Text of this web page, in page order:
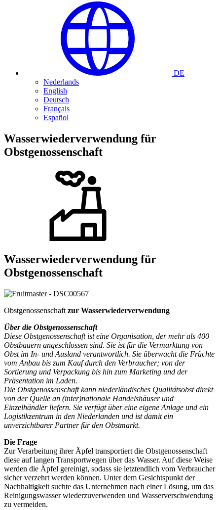
DE
Nederlands
English
Deutsch
Français
Español
Wasserwiederverwendung für
Obstgenossenschaft
Wasserwiederverwendung für
Obstgenossenschaft
Obstgenossenschaft zur Wasserwiederverwendung
Über die Obstgenossenschaft
Diese Obstgenossenschaft ist eine Organisation, der mehr als 400
Obstbauern angeschlossen sind. Sie ist für die Vermarktung von
Obst im In- und Ausland verantwortlich. Sie überwacht die Früchte
vom Anbau bis zum Kauf durch den Verbraucher; von der
Sortierung und Verpackung bis hin zum Marketing und der
Präsentation im Laden.
Die Obstgenossenschaft kann niederländisches Qualitätsobst direkt
von der Quelle an (inter)nationale Handelshäuser und
Einzelhändler liefern. Sie verfügt über eine eigene Anlage und ein
Logistikzentrum in den Niederlanden und ist damit ein
unverzichtbarer Partner für den Obstmarkt.
Die Frage
Zur Verarbeitung ihrer Äpfel transportiert die Obstgenossenschaft
diese auf langen Transportwegen über das Wasser. Auf diese Weise
werden die Äpfel gereinigt, sodass sie letztendlich vom Verbraucher
sicher verzehrt werden können. Unter dem Gesichtspunkt der
Nachhaltigkeit suchte das Unternehmen nach einer Lösung, um das
Reinigungswasser wiederzuverwenden und Wasserverschwendung
zu vermeiden.